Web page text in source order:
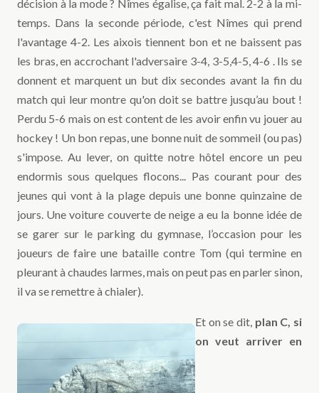
décision à la mode ? Nîmes égalise, ça fait mal. 2-2 à la mi-
temps. Dans la seconde période, c'est Nîmes qui prend
l'avantage 4-2. Les aixois tiennent bon et ne baissent pas
les bras, en accrochant l'adversaire 3-4, 3-5,4-5, 4-6 . Ils se
donnent et marquent un but dix secondes avant la fin du
match qui leur montre qu'on doit se battre jusqu’au bout !
Perdu 5-6 mais on est content de les avoir enfin vu jouer au
hockey ! Un bon repas, une bonne nuit de sommeil (ou pas)
s'impose. Au lever, on quitte notre hôtel encore un peu
endormis sous quelques flocons... Pas courant pour des
jeunes qui vont à la plage depuis une bonne quinzaine de
jours. Une voiture couverte de neige a eu la bonne idée de
se garer sur le parking du gymnase, l’occasion pour les
joueurs de faire une bataille contre Tom (qui termine en
pleurant à chaudes larmes, mais on peut pas en parler sinon,
il va se remettre à chialer).
Et on se dit, plan C, si
on veut arriver en